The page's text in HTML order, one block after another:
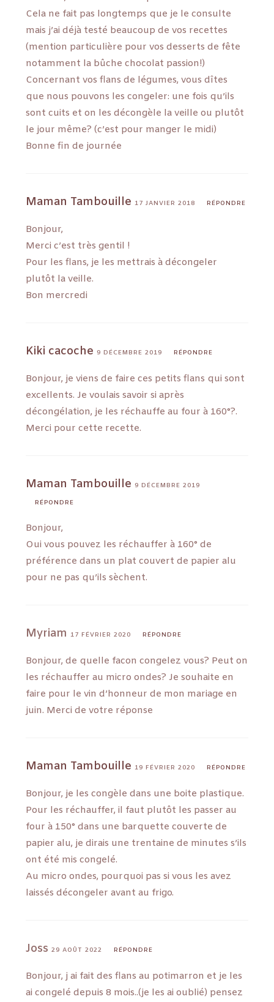
Cela ne fait pas longtemps que je le consulte
mais j’ai déjà testé beaucoup de vos recettes
(mention particulière pour vos desserts de fête
notamment la bûche chocolat passion!)
Concernant vos flans de légumes, vous dîtes
que nous pouvons les congeler: une fois qu’ils
sont cuits et on les décongèle la veille ou plutôt
le jour même? (c’est pour manger le midi)
Bonne fin de journée
Maman Tambouille 17 JANVIER 2018 RÉPONDRE
Bonjour,
Merci c’est très gentil !
Pour les flans, je les mettrais à décongeler
plutôt la veille.
Bon mercredi
Kiki cacoche 9 DÉCEMBRE 2019 RÉPONDRE
Bonjour, je viens de faire ces petits flans qui sont
excellents. Je voulais savoir si après
décongélation, je les réchauffe au four à 160°?.
Merci pour cette recette.
Maman Tambouille 9 DÉCEMBRE 2019
RÉPONDRE
Bonjour,
Oui vous pouvez les réchauffer à 160° de
préférence dans un plat couvert de papier alu
pour ne pas qu’ils sèchent.
Myriam17 FÉVRIER 2020 RÉPONDRE
Bonjour, de quelle facon congelez vous? Peut on
les réchauffer au micro ondes? Je souhaite en
faire pour le vin d’honneur de mon mariage en
juin. Merci de votre réponse
Maman Tambouille 19 FÉVRIER 2020 RÉPONDRE
Bonjour, je les congèle dans une boite plastique.
Pour les réchauffer, il faut plutôt les passer au
four à 150° dans une barquette couverte de
papier alu, je dirais une trentaine de minutes s’ils
ont été mis congelé.
Au micro ondes, pourquoi pas si vous les avez
laissés décongeler avant au frigo.
Joss29 AOÛT 2022 RÉPONDRE
Bonjour, j ai fait des flans au potimarron et je les
ai congelé depuis 8 mois..(je les ai oublié) pensez